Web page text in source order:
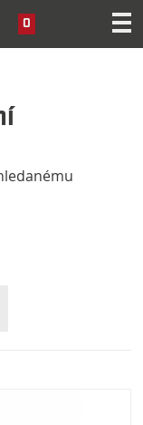
0